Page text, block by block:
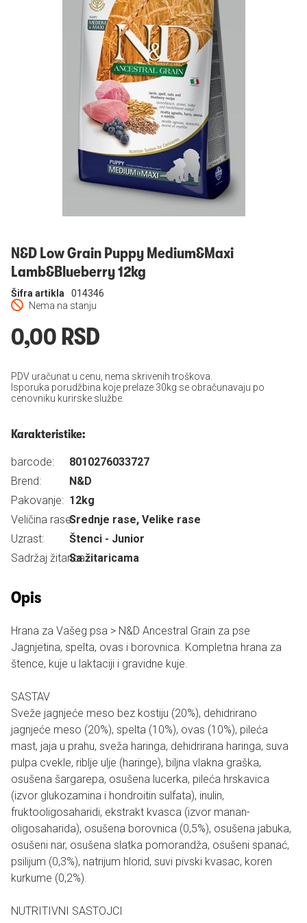
N&D Low Grain Puppy Medium&Maxi
Lamb&Blueberry 12kg
Nema na stanju
Šifra artikla 014346
0,00 RSD
PDV uračunat u cenu, nema skrivenih troškova.
Isporuka porudžbina koje prelaze 30kg se obračunavaju po
cenovniku kurirske službe.
Karakteristike:
barcode:
8010276033727
Brend:
N&D
Pakovanje: 12kg
Veličina rase:Srednje rase, Velike rase
Uzrast:
Štenci - Junior
Sadržaj žitarica:Sa žitaricama
Opis
Hrana za Vašeg psa > N&D Ancestral Grain za pse
Jagnjetina, spelta, ovas i borovnica. Kompletna hrana za
štence, kuje u laktaciji i gravidne kuje.
SASTAV
Sveže jagnjeće meso bez kostiju (20%), dehidrirano
jagnjeće meso (20%), spelta (10%), ovas (10%), pileća
mast, jaja u prahu, sveža haringa, dehidrirana haringa, suva
pulpa cvekle, riblje ulje (haringe), biljna vlakna graška,
osušena šargarepa, osušena lucerka, pileća hrskavica
(izvor glukozamina i hondroitin sulfata), inulin,
fruktooligosaharidi, ekstrakt kvasca (izvor manan-
oligosaharida), osušena borovnica (0,5%), osušena jabuka,
osušeni nar, osušena slatka pomorandža, osušeni spanać,
psilijum (0,3%), natrijum hlorid, suvi pivski kvasac, koren
kurkume (0,2%).
NUTRITIVNI SASTOJCI